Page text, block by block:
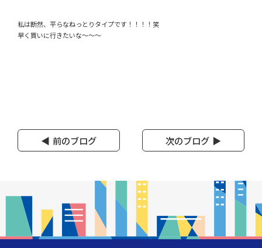
私は断然、平らなねっとりタイプです！！！！笑
早く買いに行きたいな～～～
前のブログ 次のブログ